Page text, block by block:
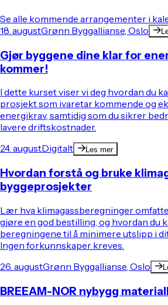
Se alle kommende arrangementer i
18. augustGrønn Byggallianse, Oslo
Gjør byggene dine klar for
kommer!
I dette kurset viser vi deg hvordan du
prosjekt som ivaretar kommende og
energikrav, samtidig som du sikrer
lavere driftskostnader.
24. augustDigitalt Les mer
Hvordan forstå og bruke
byggeprosjekter
Lær hva klimagassberegninger
gjøre en god bestilling, og hvordan du
beregningene til å minimere utslipp i
Ingen forkunnskaper kreves.
26. augustGrønn Byggallianse, Oslo
BREEAM-NOR nybygg